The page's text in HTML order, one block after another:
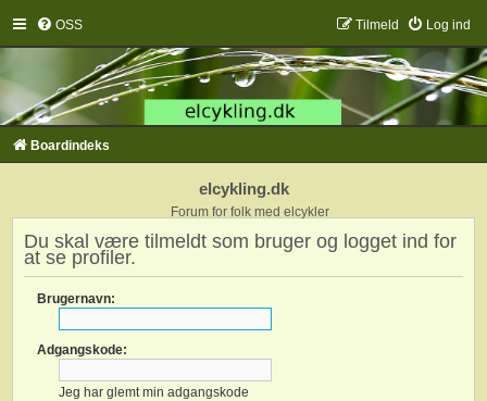
OSS Log ind
Tilmeld
Boardindeks
elcykling.dk
Forum for folk med elcykler
Du skal være tilmeldt som bruger og logget ind for
at se profiler.
Brugernavn:
Adgangskode:
Jeg har glemt min adgangskode